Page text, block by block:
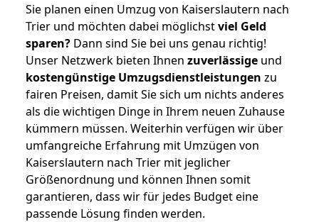
Sie planen einen Umzug von Kaiserslautern nach
Trier und möchten dabei möglichstviel Geld
sparen? Dann sind Sie bei uns genau richtig!
Unser Netzwerk bieten Ihnen zuverlässige und
kostengünstige Umzugsdienstleistungen zu
fairen Preisen, damit Sie sich um nichts anderes
als die wichtigen Dinge in Ihrem neuen Zuhause
kümmern müssen. Weiterhin verfügen wir über
umfangreiche Erfahrung mit Umzügen von
Kaiserslautern nach Trier mit jeglicher
Größenordnung und können Ihnen somit
garantieren, dass wir für jedes Budget eine
passende Lösung finden werden.